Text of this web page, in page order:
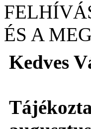
ÉS A
Kedves